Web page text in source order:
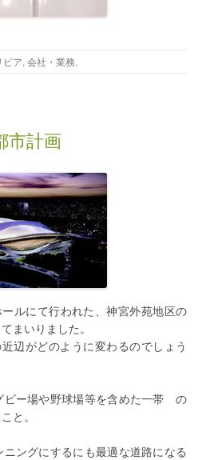
ビア, 会社・業務.
市計画
ルにて行われた、神宮外苑地区の
まいりました。
辺がどのように変わるのでしょう
ビー場や野球場等を含めた一帯 の
と。
ングにするにも最適な道路になる